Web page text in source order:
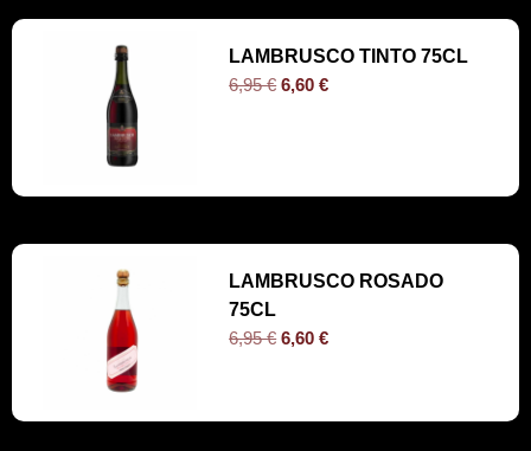
LAMBRUSCO TINTO 75CL
6,95€ 6,60€
LAMBRUSCO ROSADO
75CL
6,95€ 6,60€